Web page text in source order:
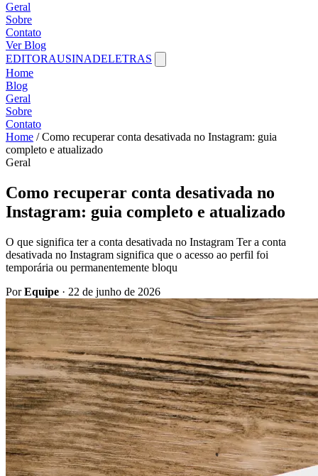
Geral
Sobre
Contato
Ver Blog
EDITORAUSINADELETRAS
Home
Blog
Geral
Sobre
Contato
Home / Como recuperar conta desativada no Instagram: guia
completo e atualizado
Geral
Como recuperar conta desativada no
Instagram: guia completo e atualizado
O que significa ter a conta desativada no Instagram Ter a conta
desativada no Instagram significa que o acesso ao perfil foi
temporária ou permanentemente bloqu
PorEquipe · 22 de junho de 2026